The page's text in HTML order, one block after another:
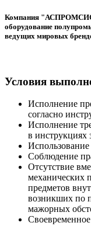
Компания
оборудование
ведущих мировых
Условия
Исполнение
согласно
Исполнение
в инструкциях
Соблюдение
Отсутствие
механических
предметов
возникших по
мажорных